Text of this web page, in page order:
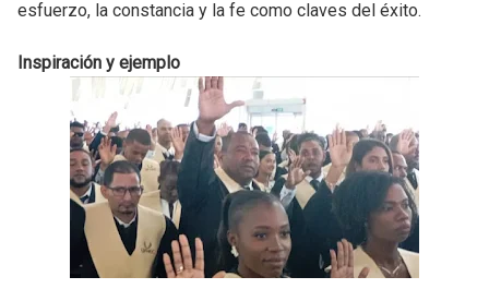
esfuerzo, la constancia y la fe como claves del éxito.
Inspiración y ejemplo